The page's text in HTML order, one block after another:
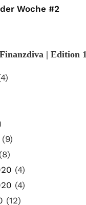
Woche #2
Finanzdiva | Edition 1
(9)
(8)
(4)
(4)
(12)